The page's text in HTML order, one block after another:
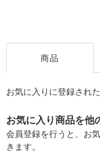
商品
お気に入りに登録され
お気に入り商品を他
会員登録を行うと、お
きます。